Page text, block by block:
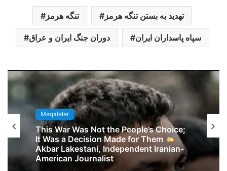
تنگه هرمز تهدید به بستن تنگه هرمز
دوران جنگ ایران و عراق سپاه پاسداران ایران
Məqalələr
This War Was Not the People’s Choice;
It Was a Decision Made for Them
Akbar Lakestani, Independent Iranian-
American Journalist